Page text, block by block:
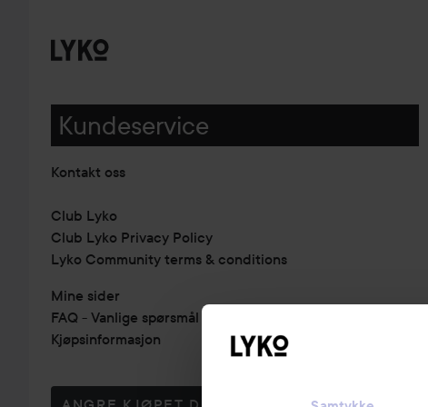
Kundeservice
Kontakt oss
Club Lyko
Club Lyko Privacy Policy
Lyko Community terms & conditions
Mine sider
FAQ - Vanlige spørsmål & svar
Kjøpsinformasjon